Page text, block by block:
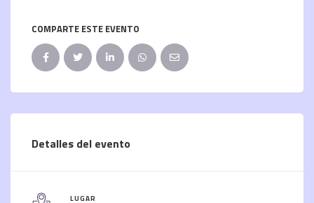
COMPARTE ESTE EVENTO
Detalles del evento
LUGAR